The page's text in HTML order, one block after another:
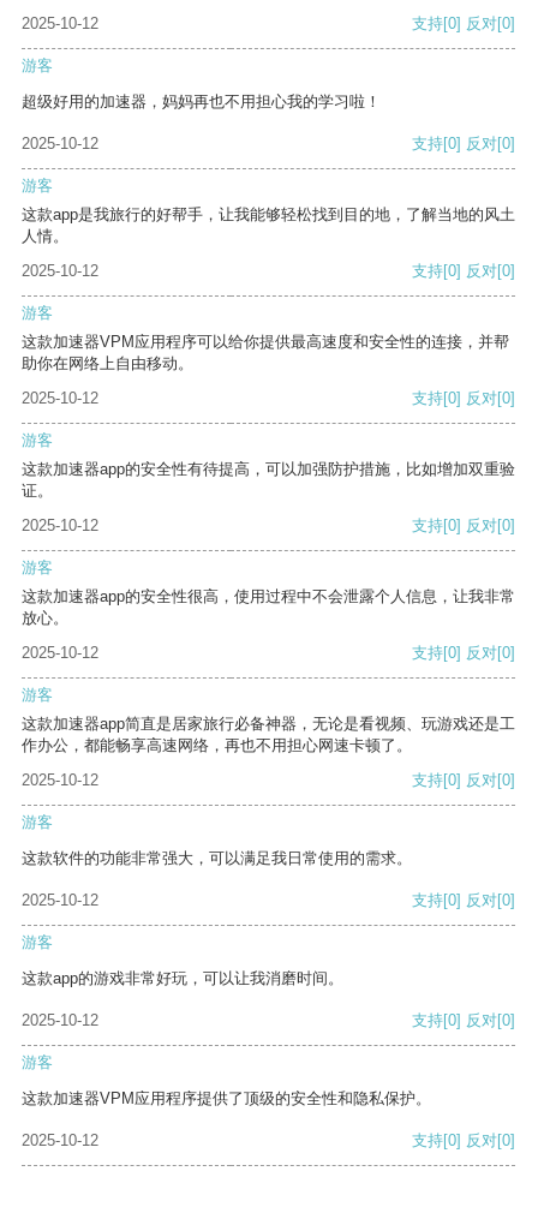
2025-10-12
支持[0] 反对[0]
游客
超级好用的加速器，妈妈再也不用担心我的学习啦！
2025-10-12 支持[0] 反对[0]
游客
这款app是我旅行的好帮手，让我能够轻松找到目的地，了解当地的风土
人情。
2025-10-12
支持[0] 反对[0]
游客
这款加速器VPM应用程序可以给你提供最高速度和安全性的连接，并帮
助你在网络上自由移动。
2025-10-12
支持[0] 反对[0]
游客
这款加速器app的安全性有待提高，可以加强防护措施，比如增加双重验
证。
2025-10-12
支持[0] 反对[0]
游客
这款加速器app的安全性很高，使用过程中不会泄露个人信息，让我非常
放心。
2025-10-12
支持[0] 反对[0]
游客
这款加速器app简直是居家旅行必备神器，无论是看视频、玩游戏还是工
作办公，都能畅享高速网络，再也不用担心网速卡顿了。
2025-10-12
支持[0] 反对[0]
游客
这款软件的功能非常强大，可以满足我日常使用的需求。
2025-10-12 支持[0] 反对[0]
游客
这款app的游戏非常好玩，可以让我消磨时间。
2025-10-12 支持[0] 反对[0]
游客
这款加速器VPM应用程序提供了顶级的安全性和隐私保护。
2025-10-12 支持[0] 反对[0]